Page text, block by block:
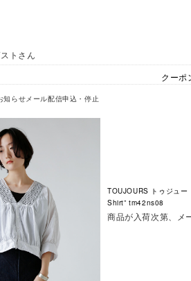
トさん
クーポ
知らせメール配信申込・停止
TOUJOURS トゥジュ
Shirt” tm42ns08
商品が入荷次第、メ